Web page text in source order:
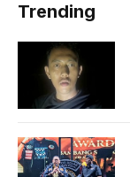
Trending